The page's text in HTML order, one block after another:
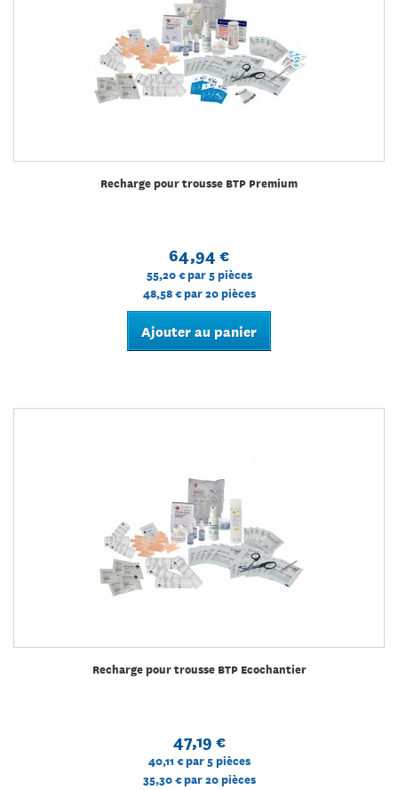
Recharge pour trousse BTP Premium
64,94 €
55,20 €par 5 pièces
48,58 €par 20 pièces
Ajouter au panier
Recharge pour trousse BTP Ecochantier
47,19 €
40,11 €par 5 pièces
35,30 €par 20 pièces